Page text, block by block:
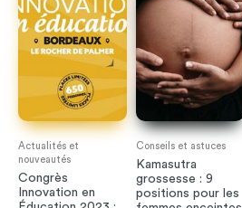
Actualités et
nouveautés
Congrès
Innovation en
Conseils et astuces
Kamasutra
grossesse : 9
positions pour les